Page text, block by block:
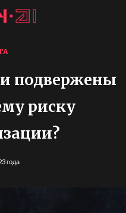
подвержены
риску
года